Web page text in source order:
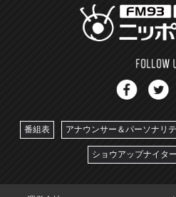
番組表 アナウンサー＆パーソナリ
ショウアップナイター